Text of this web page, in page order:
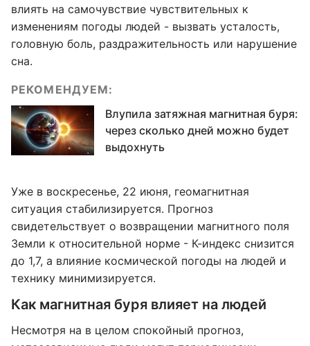
влиять на самочувствие чувствительных к
изменениям погоды людей - вызвать усталость,
головную боль, раздражительность или нарушение
сна.
РЕКОМЕНДУЕМ:
Влупила затяжная магнитная буря:
через сколько дней можно будет
выдохнуть
Уже в воскресенье, 22 июня, геомагнитная
ситуация стабилизируется. Прогноз
свидетельствует о возвращении магнитного поля
Земли к относительной норме - К-индекс снизится
до 1,7, а влияние космической погоды на людей и
технику минимизируется.
Как магнитная буря влияет на людей
Несмотря на в целом спокойный прогноз,